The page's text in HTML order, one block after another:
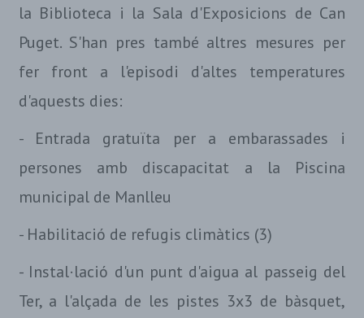
la Biblioteca i la Sala d'Exposicions de Can
Puget. S'han pres també altres mesures per
fer front a l'episodi d'altes temperatures
d'aquests dies:
- Entrada gratuïta per a embarassades i
persones amb discapacitat a la Piscina
municipal de Manlleu
- Habilitació de refugis climàtics (3)
- Instal·lació d'un punt d'aigua al passeig del
Ter, a l'alçada de les pistes 3x3 de bàsquet,